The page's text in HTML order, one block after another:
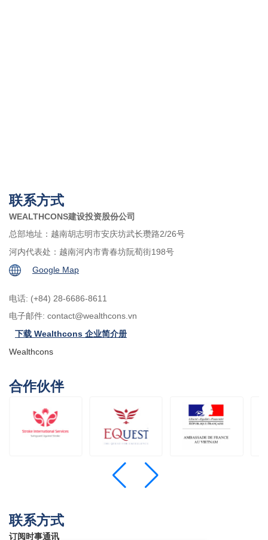
联系方式
WEALTHCONS建设投资股份公司
总部地址：越南胡志明市安庆坊武长瓒路2/26号
河内代表处：越南河内市青春坊阮荀街198号
Google Map
电话: (+84) 28-6686-8611
电子邮件: contact@wealthcons.vn
下载 Wealthcons 企业简介册
Wealthcons
合作伙伴
联系方式
订阅时事通讯